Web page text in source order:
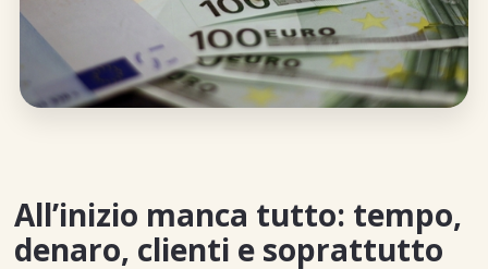
All’inizio manca tutto: tempo,
denaro, clienti e soprattutto